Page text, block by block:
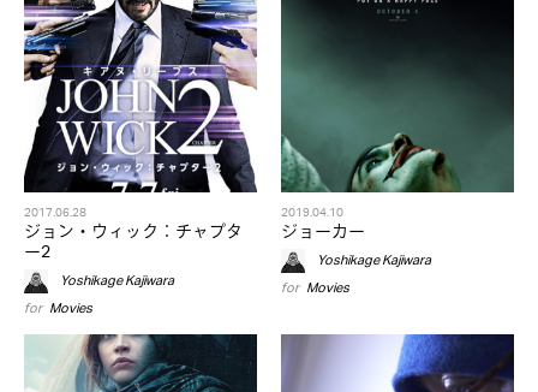
2017.06.28
ジョン・ウィック：チャプタ
ー2
Yoshikage Kajiwara
for Movies
2019.04.10
ジョーカー
Yoshikage Kajiwara
for Movies